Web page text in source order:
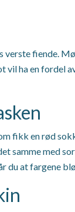
verste fiende.
vil ha en fordel
fikk en rød
samme med
du at fargene